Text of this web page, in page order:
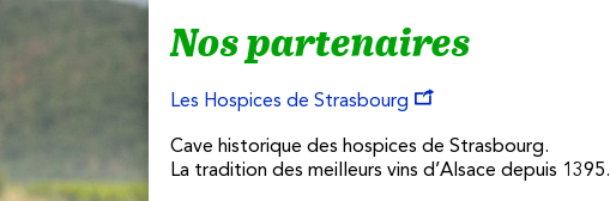
Nos partenaires
Les Hospices de Strasbourg
Cave historique des hospices de Strasbourg.
La tradition des meilleurs vins d’Alsace depuis 1395.